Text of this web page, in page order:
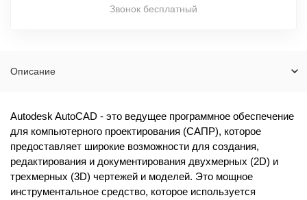
Звонок бесплатный
Описание
Autodesk AutoCAD - это ведущее программное обеспечение
для компьютерного проектирования (САПР), которое
предоставляет широкие возможности для создания,
редактирования и документирования двухмерных (2D) и
трехмерных (3D) чертежей и моделей. Это мощное
инструментальное средство, которое используется